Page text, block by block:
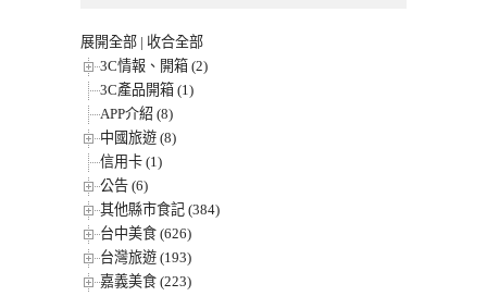
展開全部 | 收合全部
3C情報、開箱 (2)
3C產品開箱 (1)
APP介紹 (8)
中國旅遊 (8)
信用卡 (1)
公告 (6)
其他縣市食記 (384)
台中美食 (626)
台灣旅遊 (193)
嘉義美食 (223)